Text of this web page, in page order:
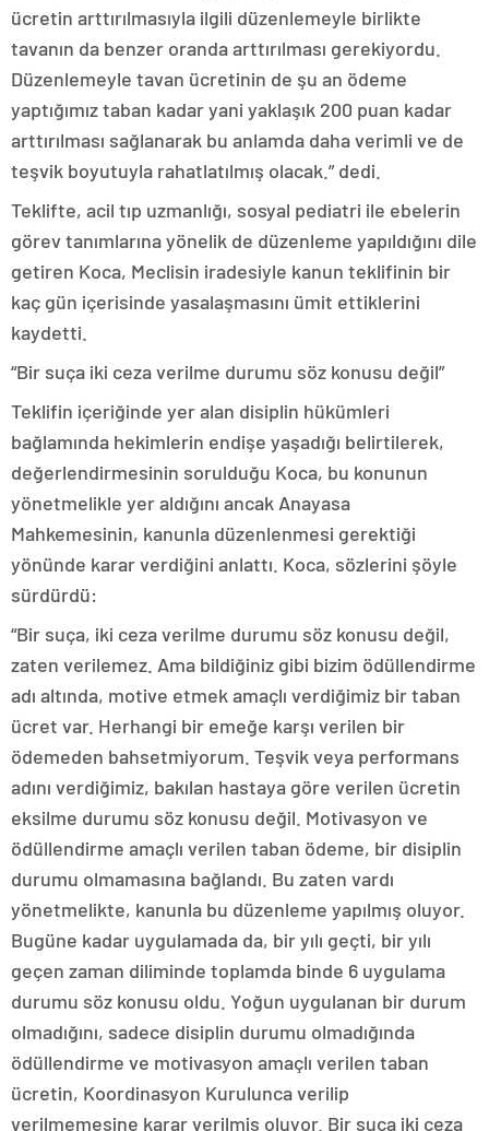
ücretin arttırılmasıyla ilgili düzenlemeyle birlikte
tavanın da benzer oranda arttırılması gerekiyordu.
Düzenlemeyle tavan ücretinin de şu an ödeme
yaptığımız taban kadar yani yaklaşık 200 puan kadar
arttırılması sağlanarak bu anlamda daha verimli ve de
teşvik boyutuyla rahatlatılmış olacak.” dedi.
Teklifte, acil tıp uzmanlığı, sosyal pediatri ile ebelerin
görev tanımlarına yönelik de düzenleme yapıldığını dile
getiren Koca, Meclisin iradesiyle kanun teklifinin bir
kaç gün içerisinde yasalaşmasını ümit ettiklerini
kaydetti.
“Bir suça iki ceza verilme durumu söz konusu değil”
Teklifin içeriğinde yer alan disiplin hükümleri
bağlamında hekimlerin endişe yaşadığı belirtilerek,
değerlendirmesinin sorulduğu Koca, bu konunun
yönetmelikle yer aldığını ancak Anayasa
Mahkemesinin, kanunla düzenlenmesi gerektiği
yönünde karar verdiğini anlattı. Koca, sözlerini şöyle
sürdürdü:
“Bir suça, iki ceza verilme durumu söz konusu değil,
zaten verilemez. Ama bildiğiniz gibi bizim ödüllendirme
adı altında, motive etmek amaçlı verdiğimiz bir taban
ücret var. Herhangi bir emeğe karşı verilen bir
ödemeden bahsetmiyorum. Teşvik veya performans
adını verdiğimiz, bakılan hastaya göre verilen ücretin
eksilme durumu söz konusu değil. Motivasyon ve
ödüllendirme amaçlı verilen taban ödeme, bir disiplin
durumu olmamasına bağlandı. Bu zaten vardı
yönetmelikte, kanunla bu düzenleme yapılmış oluyor.
Bugüne kadar uygulamada da, bir yılı geçti, bir yılı
geçen zaman diliminde toplamda binde 6 uygulama
durumu söz konusu oldu. Yoğun uygulanan bir durum
olmadığını, sadece disiplin durumu olmadığında
ödüllendirme ve motivasyon amaçlı verilen taban
ücretin, Koordinasyon Kurulunca verilip
verilmemesine karar verilmiş oluyor. Bir suça iki ceza